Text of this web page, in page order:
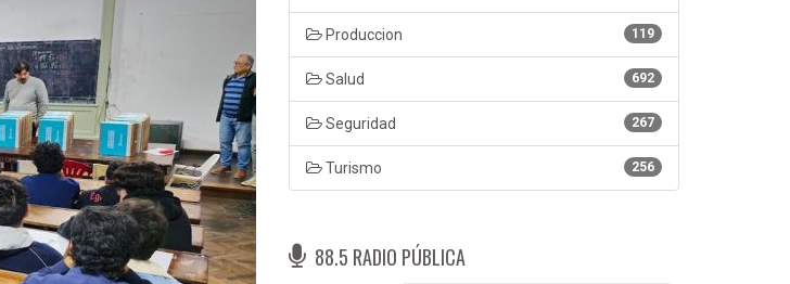
119
Produccion
692
Salud
267
Seguridad
256
Turismo
88.5 RADIO PÚBLICA